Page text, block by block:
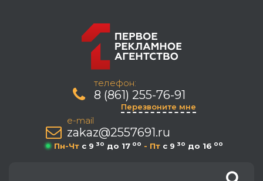
телефон:
8 (861) 255-76-91
Перезвоните мне
e-mail
zakaz@2557691.ru
Пн-Чт c 9 30 до 17 00 - Пт c 9 30 до 16 00